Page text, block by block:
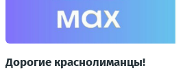
Дорогие краснолиманцы!